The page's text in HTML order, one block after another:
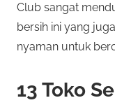
Club sangat
bersih ini yang
nyaman untuk
13 Toko